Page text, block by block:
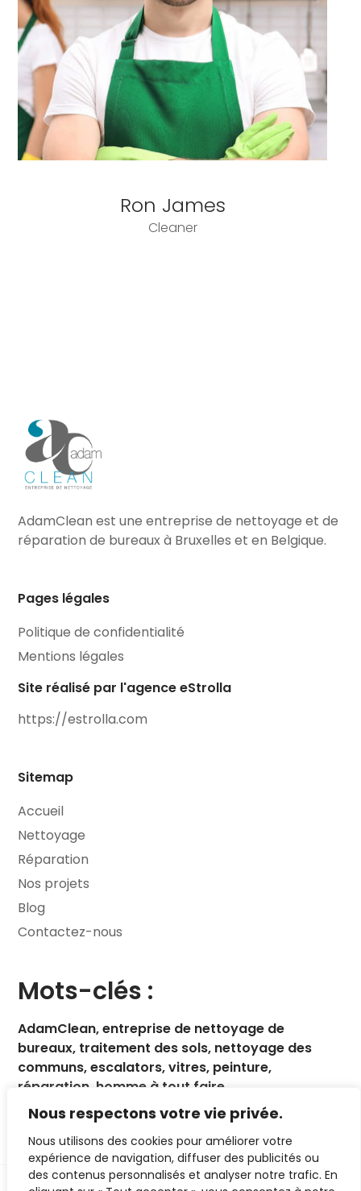
Nous respectons votre vie privée.
Nous utilisons des cookies pour améliorer votre
expérience de navigation, diffuser des publicités ou
des contenus personnalisés et analyser notre trafic. En
Ron James
Cleaner
AdamClean est une entreprise de nettoyage et de
réparation de bureaux à Bruxelles et en Belgique.
Pages légales
Politique de confidentialité
Mentions légales
Site réalisé par l'agence eStrolla
https://estrolla.com
Sitemap
Accueil
Nettoyage
Réparation
Nos projets
Blog
Contactez-nous
Mots-clés :
AdamClean, entreprise de nettoyage de
bureaux, traitement des sols, nettoyage des
communs, escalators, vitres, peinture,
réparation, homme à tout faire.
© 2019. ClenGo. Tous les droits sont réservés.